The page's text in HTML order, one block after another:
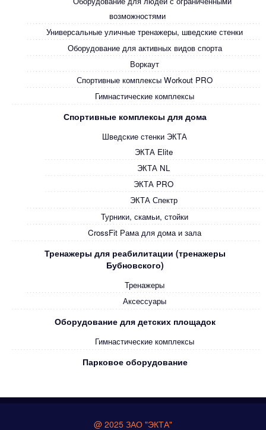
возможностями
Универсальные уличные тренажеры, шведские стенки
Оборудование для активных видов спорта
Воркаут
Спортивные комплексы Workout PRO
Гимнастические комплексы
Спортивные комплексы для дома
Шведские стенки ЭКТА
ЭКТА Elite
ЭКТА NL
ЭКТА PRO
ЭКТА Спектр
Турники, скамьи, стойки
CrossFit Рама для дома и зала
Тренажеры для реабилитации (тренажеры
Бубновского)
Тренажеры
Аксессуары
Оборудование для детских площадок
Гимнастические комплексы
Парковое оборудование
@ 2025 ЗАО "ЭКТА"